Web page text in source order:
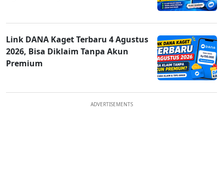
Link DANA Kaget Terbaru 4 Agustus
2026, Bisa Diklaim Tanpa Akun
Premium
ADVERTISEMENTS